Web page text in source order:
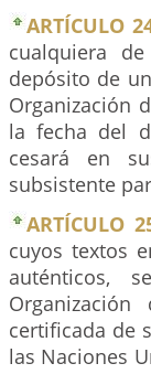
ARTÍCULO
cualquiera
depósito de
Organización
la fecha del
cesará en
subsistente
ARTÍCULO
cuyos textos
auténticos,
certificada de
las Naciones